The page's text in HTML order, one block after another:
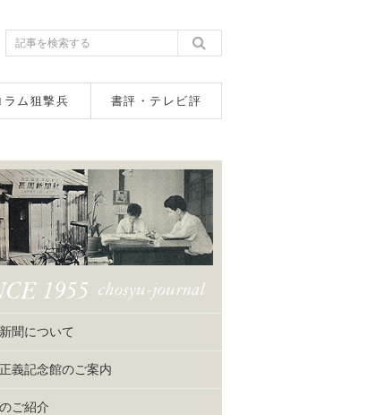
ラム狙撃兵 書評・テレビ評
聞について
義記念館のご案内
ご紹介